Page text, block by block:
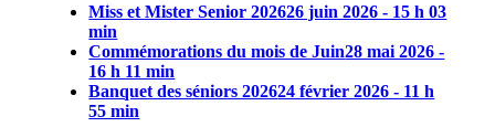
Miss et Mister Senior 202626 juin 2026 - 15 h 03
min
Commémorations du mois de Juin28 mai 2026 -
16 h 11 min
Banquet des séniors 202624 février 2026 - 11 h
55 min